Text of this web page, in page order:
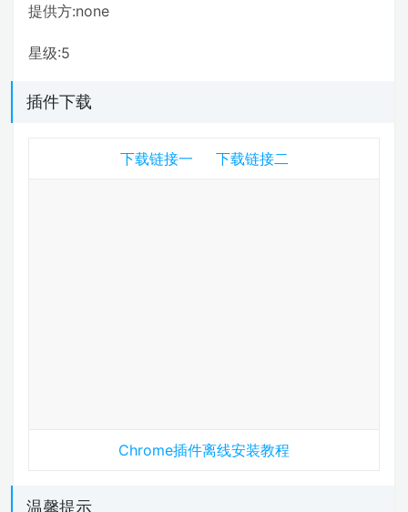
提供方:none
星级:5
插件下载
下载链接一 下载链接二
Chrome插件离线安装教程
温馨提示